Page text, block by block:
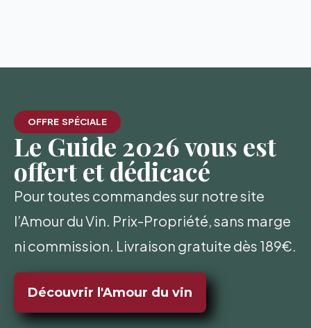
OFFRE SPÉCIALE
Le Guide 2026 vous est
offert et dédicacé
Pour toutes commandes sur notre site
l’Amour du Vin. Prix-Propriété, sans marge
ni commission. Livraison gratuite dès 189€.
Découvrir l'Amour du vin